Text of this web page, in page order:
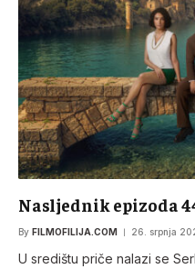
Nasljednik epizoda
By FILMOFILIJA.COM 26. srpnja
U središtu priče nalazi se